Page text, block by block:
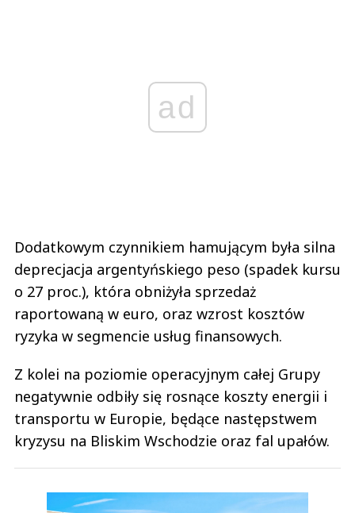
ad
Dodatkowym czynnikiem hamującym była silna
deprecjacja argentyńskiego peso (spadek kursu
o 27 proc.), która obniżyła sprzedaż
raportowaną w euro, oraz wzrost kosztów
ryzyka w segmencie usług finansowych.
Z kolei na poziomie operacyjnym całej Grupy
negatywnie odbiły się rosnące koszty energii i
transportu w Europie, będące następstwem
kryzysu na Bliskim Wschodzie oraz fal upałów.